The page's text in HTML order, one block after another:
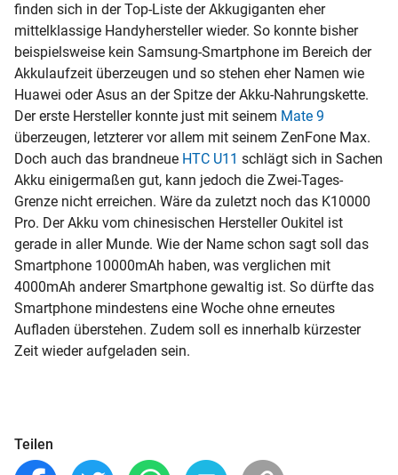
finden sich in der Top-Liste der Akkugiganten eher
mittelklassige Handyhersteller wieder. So konnte bisher
beispielsweise kein Samsung-Smartphone im Bereich der
Akkulaufzeit überzeugen und so stehen eher Namen wie
Huawei oder Asus an der Spitze der Akku-Nahrungskette.
Der erste Hersteller konnte just mit seinem Mate 9
überzeugen, letzterer vor allem mit seinem ZenFone Max.
Doch auch das brandneue HTC U11 schlägt sich in Sachen
Akku einigermaßen gut, kann jedoch die Zwei-Tages-
Grenze nicht erreichen. Wäre da zuletzt noch das K10000
Pro. Der Akku vom chinesischen Hersteller Oukitel ist
gerade in aller Munde. Wie der Name schon sagt soll das
Smartphone 10000mAh haben, was verglichen mit
4000mAh anderer Smartphone gewaltig ist. So dürfte das
Smartphone mindestens eine Woche ohne erneutes
Aufladen überstehen. Zudem soll es innerhalb kürzester
Zeit wieder aufgeladen sein.
Teilen